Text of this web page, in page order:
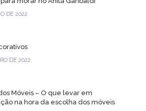
DE 2022
DE 2022
Móveis – O que levar em
na hora da escolha dos móveis